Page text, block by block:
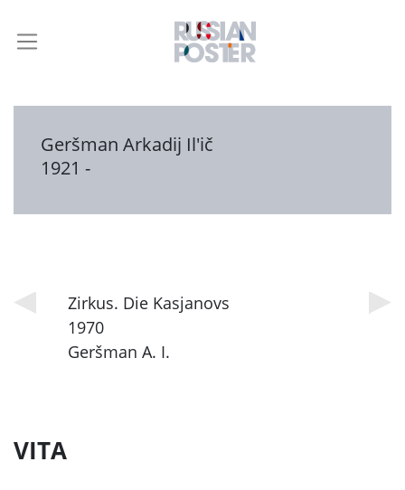
Geršman Arkadij Il'ič
1921 -
Zirkus. Die Kasjanovs
1970
Geršman A. I.
VITA